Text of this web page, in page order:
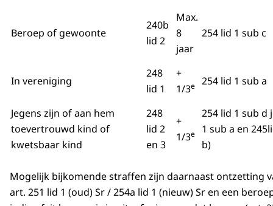
Beroep of gewoonte
240b
lid 2
Max.
8
jaar
254 lid 1 sub c
In vereniging
248
lid 1
+
1/3e 254 lid 1 sub a
Jegens zijn of aan hem
toevertrouwd kind of
kwetsbaar kind
248
lid 2
en 3
+
1/3e
254 lid 1 sub d
1 sub a en
b)
Mogelijk bijkomende straffen zijn daarnaast ontzetting
art. 251 lid 1 (oud) Sr / 254a lid 1 (nieuw) Sr en een